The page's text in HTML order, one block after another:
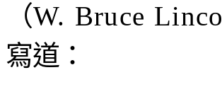
（W. Bruce
寫道：